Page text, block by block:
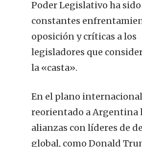
Poder Legislativo ha
constantes
oposición y críticas a los
legisladores que
la «casta».
En el plano
reorientado a Argentina
alianzas con líderes de
global, como Donald